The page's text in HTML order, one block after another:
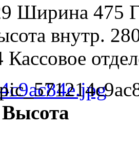
Ширина 475
внутр.
Высота